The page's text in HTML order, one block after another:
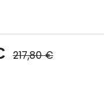
217,80 €